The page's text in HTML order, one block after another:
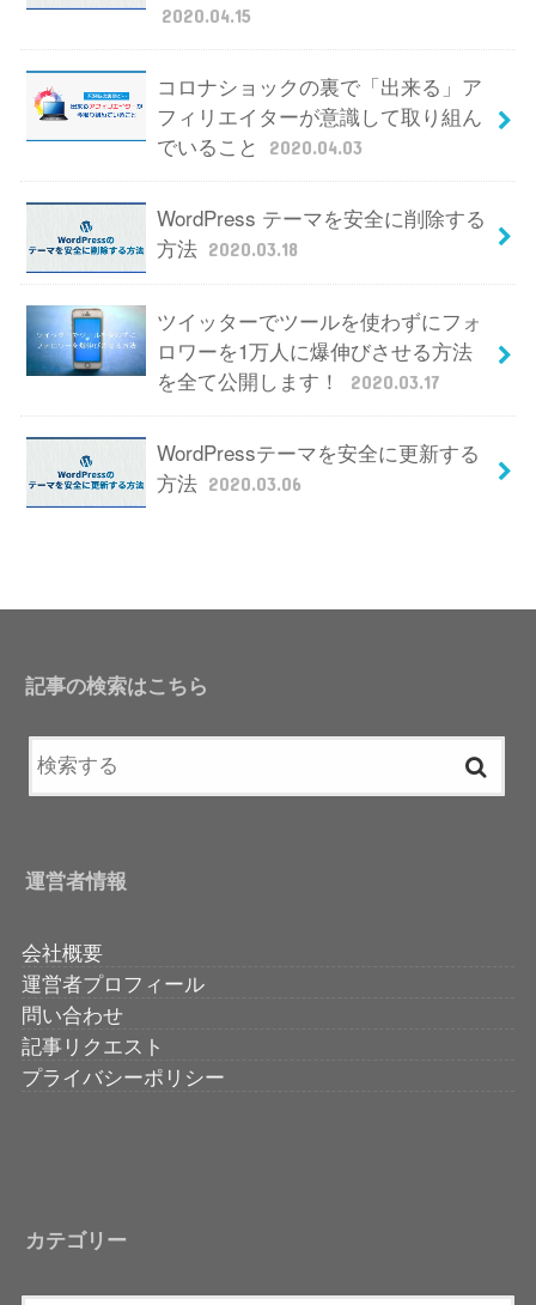
2020.04.15
コロナショックの裏で「出来る」ア
フィリエイターが意識して取り組ん
でいること
2020.04.03
WordPress テーマを安全に削除する
方法 2020.03.18
ツイッターでツールを使わずにフォ
ロワーを1万人に爆伸びさせる方法
を全て公開します！
2020.03.17
WordPressテーマを安全に更新する
方法 2020.03.06
記事の検索はこちら
運営者情報
会社概要
運営者プロフィール
問い合わせ
記事リクエスト
プライバシーポリシー
カテゴリー